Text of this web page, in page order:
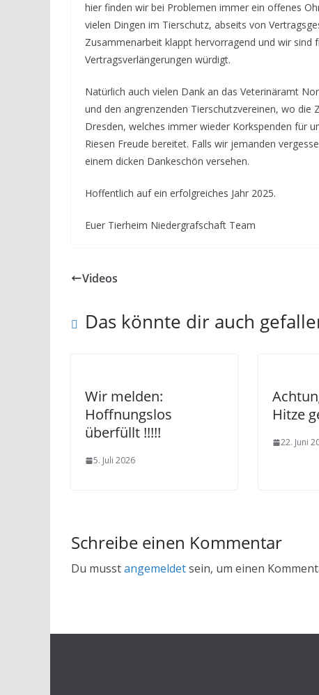
hier finden wir bei Problemen immer ein offenes
vielen Dingen im Tierschutz, abseits von
Zusammenarbeit klappt hervorragend und wir
Vertragsverlängerungen würdigt.
Natürlich auch vielen Dank an das Veterinäramt
und den angrenzenden Tierschutzvereinen, wo
Dresden, welches immer wieder Korkspenden für
Riesen Freude bereitet. Falls wir jemanden
einem dicken Dankeschön versehen.
Hoffentlich auf ein erfolgreiches Jahr 2025.
Euer Tierheim Niedergrafschaft Team
Videos
Das könnte dir auch
Wir melden:
Hoffnungslos
überfüllt !!!!!
5. Juli 2026
Hitze
22. Juni
Schreibe einen Kommentar
Du musstangemeldetsein, um einen